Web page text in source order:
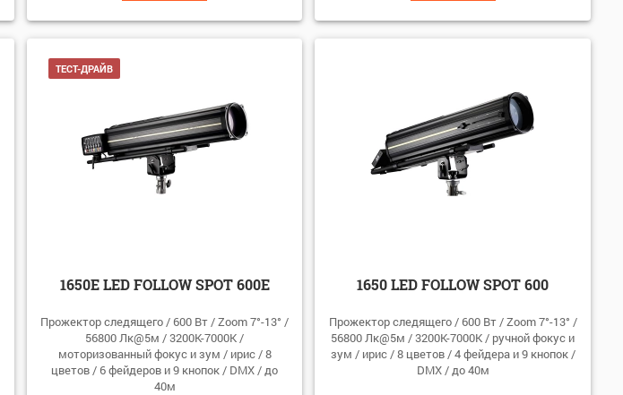
ТЕСТ-ДРАЙВ
1650E LED FOLLOW SPOT 600E
Прожектор следящего / 600 Вт / Zoom 7°-13° /
56800 Лк@5м / 3200К-7000К /
моторизованный фокус и зум / ирис / 8
цветов / 6 фейдеров и 9 кнопок / DMX / до
40м
1650 LED FOLLOW SPOT 600
Прожектор следящего / 600 Вт / Zoom 7°-13° /
56800 Лк@5м / 3200К-7000К / ручной фокус и
зум / ирис / 8 цветов / 4 фейдера и 9 кнопок /
DMX / до 40м